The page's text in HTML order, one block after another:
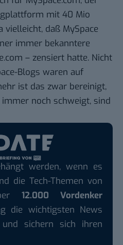
mit 40 Mio
vielleicht, daß MySpace
immer bekanntere
– zensiert hatte. Nicht
Blogs waren auf
ist das zwar bereinigt,
noch schweigt, sind
werden, wenn es
die Tech-Themen von
12.000 Vordenker
die wichtigsten News
sichern sich ihren